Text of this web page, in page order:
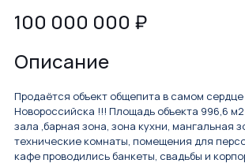
100 000 000 ₽
Описание
Продаётся объект общепита в самом
Новороссийска !!! Площадь объекта 996,6
зала ,барная зона, зона кухни, мангальная
технические комнаты, помещения для
кафе проводились банкеты, свадьбы и